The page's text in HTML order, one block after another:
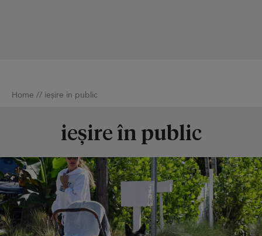
Home // ieșire în public
ieșire în public